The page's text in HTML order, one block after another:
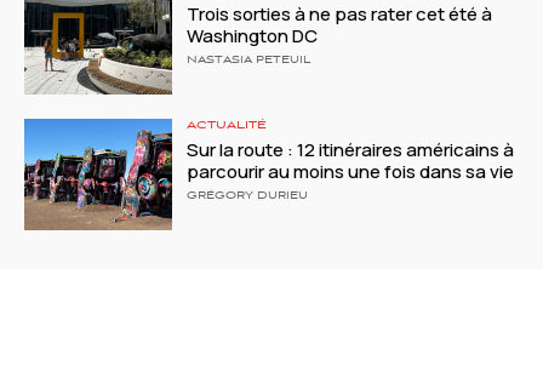
Trois sorties à ne pas rater cet été à
Washington DC
NASTASIA PETEUIL
ACTUALITÉ
Sur la route : 12 itinéraires américains à
parcourir au moins une fois dans sa vie
GRÉGORY DURIEU